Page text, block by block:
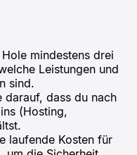
Hole mindestens drei
Leistungen und
sind.
darauf, dass du nach
(Hosting,
laufende Kosten für